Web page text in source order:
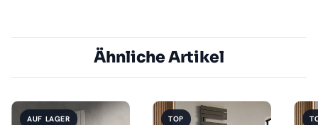
Ähnliche Artikel
AUF LAGER TOP